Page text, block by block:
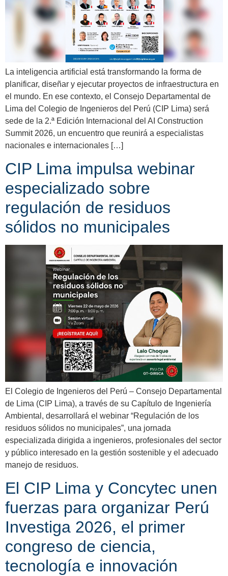
La inteligencia artificial está transformando la forma de
planificar, diseñar y ejecutar proyectos de infraestructura en
el mundo. En ese contexto, el Consejo Departamental de
Lima del Colegio de Ingenieros del Perú (CIP Lima) será
sede de la 2.ª Edición Internacional del AI Construction
Summit 2026, un encuentro que reunirá a especialistas
nacionales e internacionales […]
CIP Lima impulsa webinar
especializado sobre
regulación de residuos
sólidos no municipales
El Colegio de Ingenieros del Perú – Consejo Departamental
de Lima (CIP Lima), a través de su Capítulo de Ingeniería
Ambiental, desarrollará el webinar “Regulación de los
residuos sólidos no municipales”, una jornada
especializada dirigida a ingenieros, profesionales del sector
y público interesado en la gestión sostenible y el adecuado
manejo de residuos.
El CIP Lima y Concytec unen
fuerzas para organizar Perú
Investiga 2026, el primer
congreso de ciencia,
tecnología e innovación